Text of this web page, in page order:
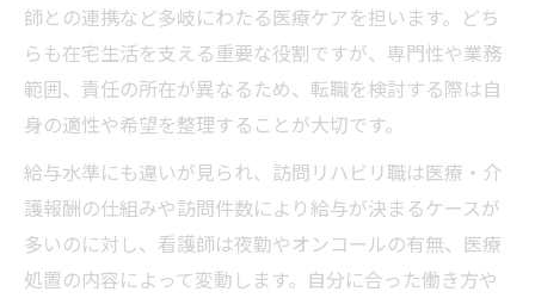
師との連携など多岐にわたる医療ケアを担います。どち
らも在宅生活を支える重要な役割ですが、専門性や業務
範囲、責任の所在が異なるため、転職を検討する際は自
身の適性や希望を整理することが大切です。
給与水準にも違いが見られ、訪問リハビリ職は医療・介
護報酬の仕組みや訪問件数により給与が決まるケースが
多いのに対し、看護師は夜勤やオンコールの有無、医療
処置の内容によって変動します。自分に合った働き方や